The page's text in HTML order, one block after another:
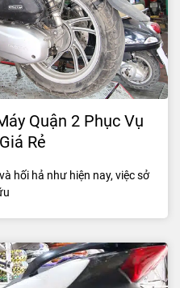
Quận 2 Phục Vụ
Rẻ
hối hả như hiện nay, việc sở